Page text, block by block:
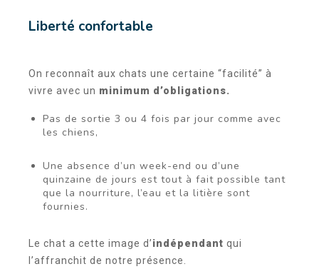
Liberté confortable
On reconnaît aux chats une certaine “facilité” à
vivre avec un minimum d’obligations.
Pas de sortie 3 ou 4 fois par jour comme avec
les chiens,
Une absence d’un week-end ou d’une
quinzaine de jours est tout à fait possible tant
que la nourriture, l’eau et la litière sont
fournies.
Le chat a cette image d’indépendant qui
l’affranchit de notre présence.